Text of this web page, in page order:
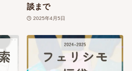
談まで
2025年4月5日